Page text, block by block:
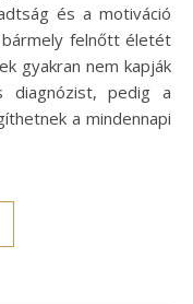
és a motiváció
bármely felnőtt életét
gyakran nem kapják
diagnózist, pedig a
a mindennapi